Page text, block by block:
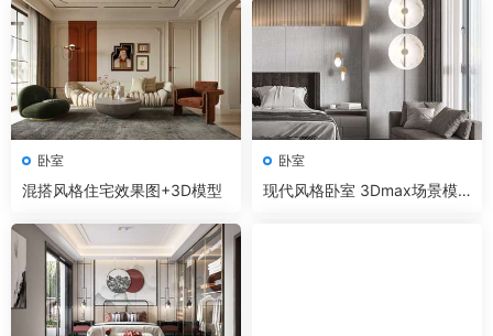
卧室
混搭风格住宅效果图+3D模型
卧室
现代风格卧室 3Dmax场景模